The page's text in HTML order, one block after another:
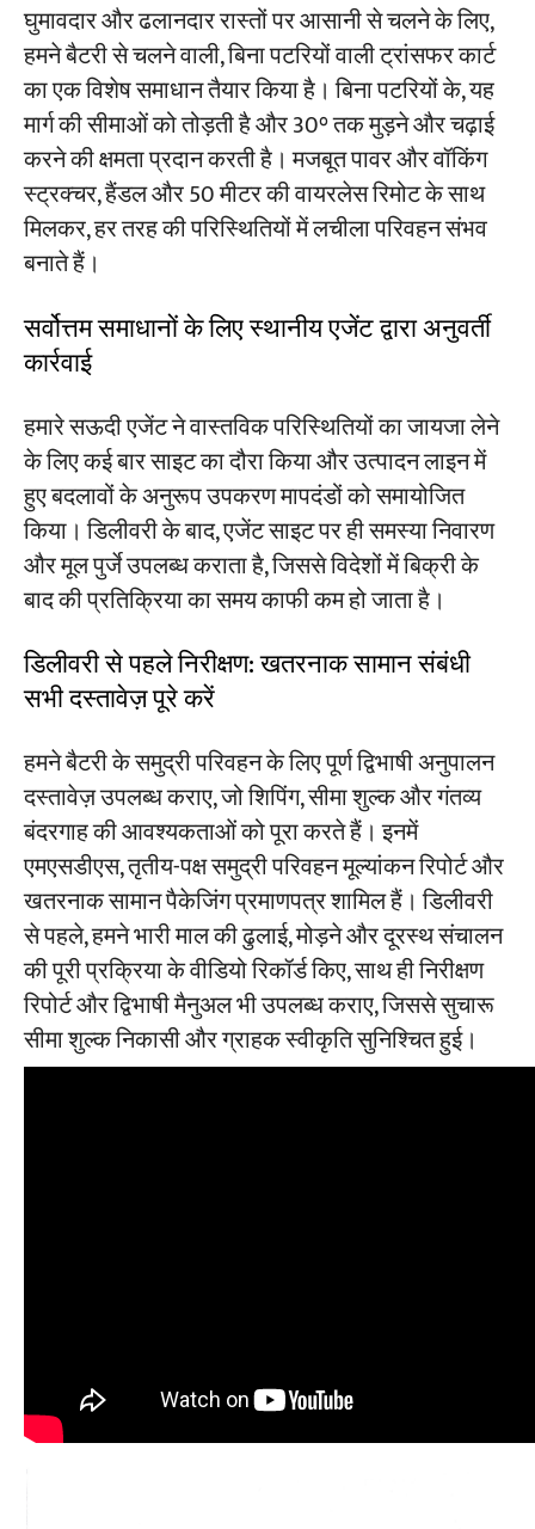
घुमावदार और ढलानदार रास्तों पर आसानी से चलने के लिए,
हमने बैटरी से चलने वाली, बिना पटरियों वाली ट्रांसफर कार्ट
का एक विशेष समाधान तैयार किया है। बिना पटरियों के, यह
मार्ग की सीमाओं को तोड़ती है और 30° तक मुड़ने और चढ़ाई
करने की क्षमता प्रदान करती है। मजबूत पावर और वॉकिंग
स्ट्रक्चर, हैंडल और 50 मीटर की वायरलेस रिमोट के साथ
मिलकर, हर तरह की परिस्थितियों में लचीला परिवहन संभव
बनाते हैं।
सर्वोत्तम समाधानों के लिए स्थानीय एजेंट द्वारा अनुवर्ती
कार्रवाई
हमारे सऊदी एजेंट ने वास्तविक परिस्थितियों का जायजा लेने
के लिए कई बार साइट का दौरा किया और उत्पादन लाइन में
हुए बदलावों के अनुरूप उपकरण मापदंडों को समायोजित
किया। डिलीवरी के बाद, एजेंट साइट पर ही समस्या निवारण
और मूल पुर्जे उपलब्ध कराता है, जिससे विदेशों में बिक्री के
बाद की प्रतिक्रिया का समय काफी कम हो जाता है।
डिलीवरी से पहले निरीक्षण: खतरनाक सामान संबंधी
सभी दस्तावेज़ पूरे करें
हमने बैटरी के समुद्री परिवहन के लिए पूर्ण द्विभाषी अनुपालन
दस्तावेज़ उपलब्ध कराए, जो शिपिंग, सीमा शुल्क और गंतव्य
बंदरगाह की आवश्यकताओं को पूरा करते हैं। इनमें
एमएसडीएस, तृतीय-पक्ष समुद्री परिवहन मूल्यांकन रिपोर्ट और
खतरनाक सामान पैकेजिंग प्रमाणपत्र शामिल हैं। डिलीवरी
से पहले, हमने भारी माल की ढुलाई, मोड़ने और दूरस्थ संचालन
की पूरी प्रक्रिया के वीडियो रिकॉर्ड किए, साथ ही निरीक्षण
रिपोर्ट और द्विभाषी मैनुअल भी उपलब्ध कराए, जिससे सुचारू
सीमा शुल्क निकासी और ग्राहक स्वीकृति सुनिश्चित हुई।